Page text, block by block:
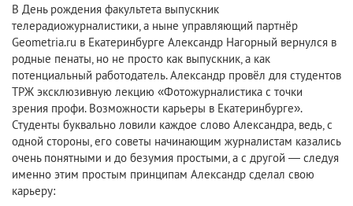
В День рождения факультета выпускник
телерадиожурналистики, а ныне управляющий партнёр
Geometria.ru в Екатеринбурге Александр Нагорный вернулся в
родные пенаты, но не просто как выпускник, а как
потенциальный работодатель. Александр провёл для студентов
ТРЖ эксклюзивную лекцию «Фотожурналистика с точки
зрения профи. Возможности карьеры в Екатеринбурге».
Студенты буквально ловили каждое слово Александра, ведь, с
одной стороны, его советы начинающим журналистам казались
очень понятными и до безумия простыми, а с другой — следуя
именно этим простым принципам Александр сделал свою
карьеру: